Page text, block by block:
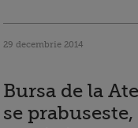
29 decembrie 2014
Bursa de la
se